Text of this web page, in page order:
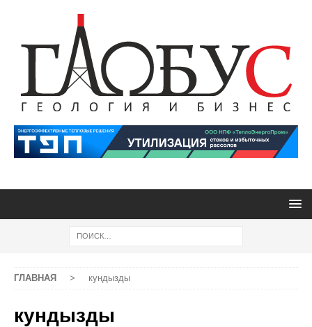
ГЛАВНАЯ > кундызды
кундызды